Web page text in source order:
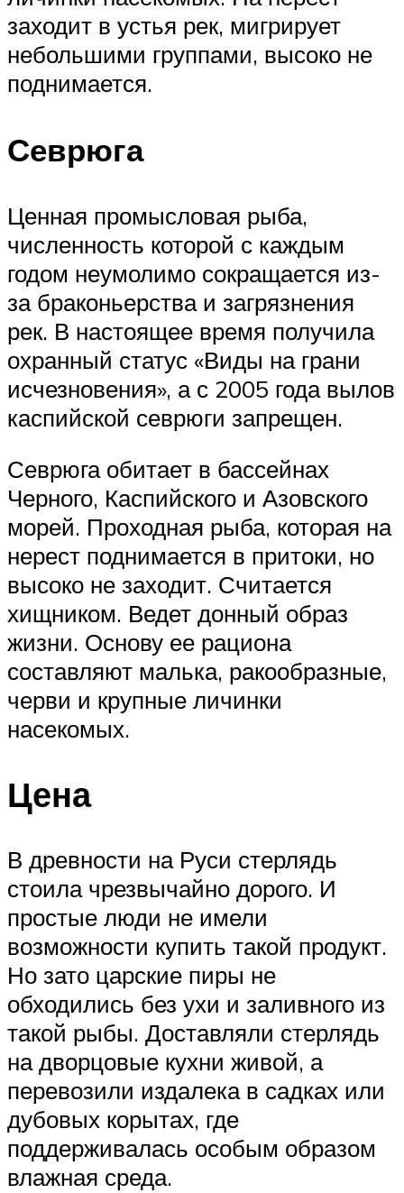
заходит в устья рек, мигрирует
небольшими группами, высоко не
поднимается.
Севрюга
Ценная промысловая рыба,
численность которой с каждым
годом неумолимо сокращается из-
за браконьерства и загрязнения
рек. В настоящее время получила
охранный статус «Виды на грани
исчезновения», а с 2005 года вылов
каспийской севрюги запрещен.
Севрюга обитает в бассейнах
Черного, Каспийского и Азовского
морей. Проходная рыба, которая на
нерест поднимается в притоки, но
высоко не заходит. Считается
хищником. Ведет донный образ
жизни. Основу ее рациона
составляют малька, ракообразные,
черви и крупные личинки
насекомых.
Цена
В древности на Руси стерлядь
стоила чрезвычайно дорого. И
простые люди не имели
возможности купить такой продукт.
Но зато царские пиры не
обходились без ухи и заливного из
такой рыбы. Доставляли стерлядь
на дворцовые кухни живой, а
перевозили издалека в садках или
дубовых корытах, где
поддерживалась особым образом
влажная среда.